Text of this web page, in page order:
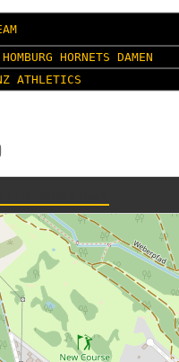
HORNETS DAMEN
ATHLETICS